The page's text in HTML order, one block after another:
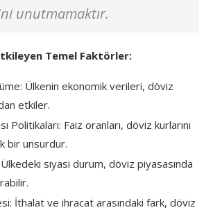
unutmamaktır.
Temel Faktörler:
Ülkenin ekonomik verileri, döviz
etkiler.
Politikaları: Faiz oranları, döviz kurlarını
bir unsurdur.
siyasi durum, döviz piyasasında
İthalat ve ihracat arasındaki fark, döviz